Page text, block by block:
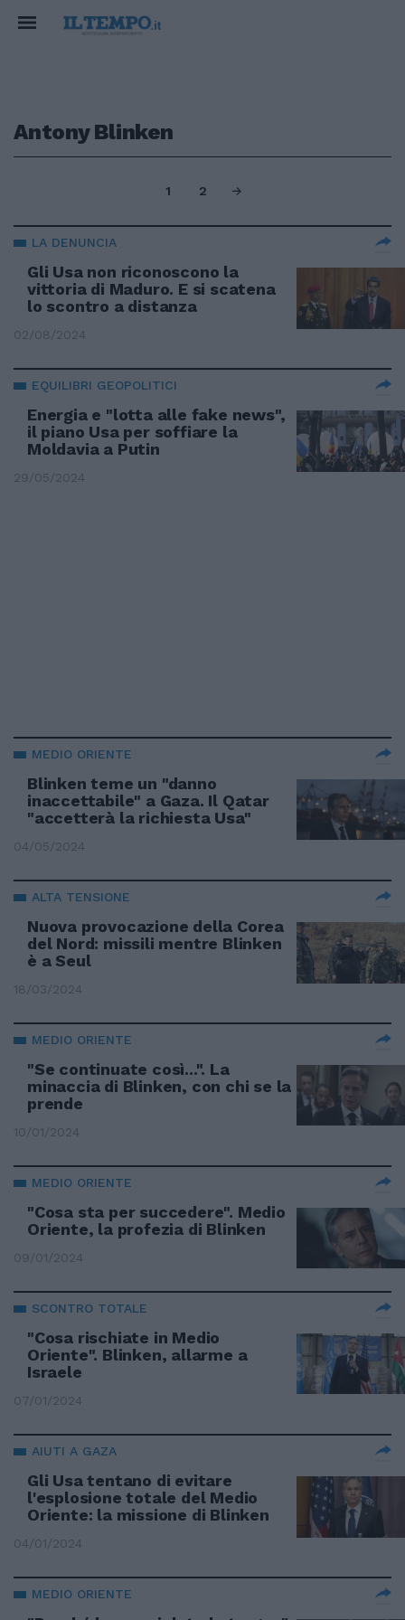
Antony Blinken
1 2
LA DENUNCIA
Gli Usa non riconoscono la
vittoria di Maduro. E si scatena
lo scontro a distanza
02/08/2024
EQUILIBRI GEOPOLITICI
Energia e "lotta alle fake news",
il piano Usa per soffiare la
Moldavia a Putin
29/05/2024
MEDIO ORIENTE
Blinken teme un "danno
inaccettabile" a Gaza. Il Qatar
"accetterà la richiesta Usa"
04/05/2024
ALTA TENSIONE
Nuova provocazione della Corea
del Nord: missili mentre Blinken
è a Seul
18/03/2024
MEDIO ORIENTE
"Se continuate così...". La
minaccia di Blinken, con chi se la
prende
10/01/2024
MEDIO ORIENTE
"Cosa sta per succedere". Medio
Oriente, la profezia di Blinken
09/01/2024
SCONTRO TOTALE
"Cosa rischiate in Medio
Oriente". Blinken, allarme a
Israele
07/01/2024
AIUTI A GAZA
Gli Usa tentano di evitare
l'esplosione totale del Medio
Oriente: la missione di Blinken
04/01/2024
MEDIO ORIENTE